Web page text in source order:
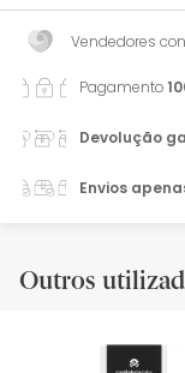
Vendedores
Pagamento
Devolução
Envios
Outros